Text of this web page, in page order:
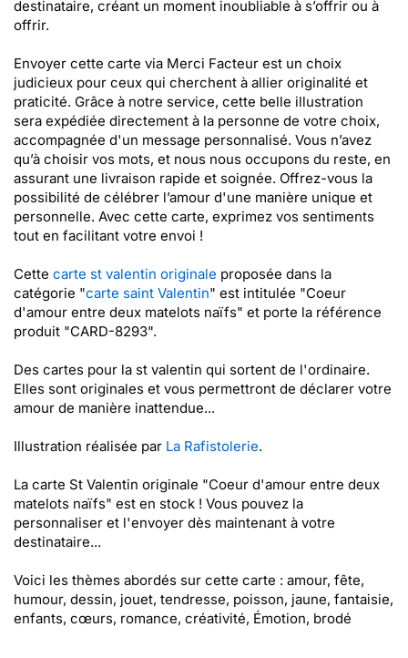
destinataire, créant un moment inoubliable à s’offrir ou à
offrir.
Envoyer cette carte via Merci Facteur est un choix
judicieux pour ceux qui cherchent à allier originalité et
praticité. Grâce à notre service, cette belle illustration
sera expédiée directement à la personne de votre choix,
accompagnée d'un message personnalisé. Vous n’avez
qu’à choisir vos mots, et nous nous occupons du reste, en
assurant une livraison rapide et soignée. Offrez-vous la
possibilité de célébrer l’amour d'une manière unique et
personnelle. Avec cette carte, exprimez vos sentiments
tout en facilitant votre envoi !
Cette carte st valentin originale proposée dans la
catégorie "carte saint Valentin" est intitulée "Coeur
d'amour entre deux matelots naïfs" et porte la référence
produit "CARD-8293".
Des cartes pour la st valentin qui sortent de l'ordinaire.
Elles sont originales et vous permettront de déclarer votre
amour de manière inattendue...
Illustration réalisée par La Rafistolerie.
La carte St Valentin originale "Coeur d'amour entre deux
matelots naïfs" est en stock ! Vous pouvez la
personnaliser et l'envoyer dès maintenant à votre
destinataire...
Voici les thèmes abordés sur cette carte : amour, fête,
humour, dessin, jouet, tendresse, poisson, jaune, fantaisie,
enfants, cœurs, romance, créativité, Émotion, brodé